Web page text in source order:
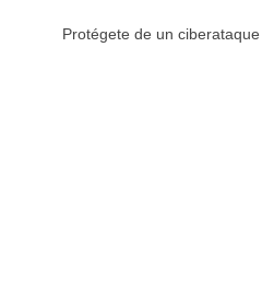
Protégete de un